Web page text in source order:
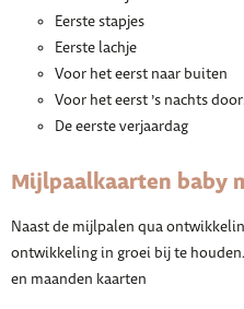
Eerste stapjes
Eerste lachje
Voor het eerst naar buiten
Voor het eerst ’s nachts
De eerste verjaardag
Mijlpaalkaarten baby
Naast de mijlpalen qua
ontwikkeling in groei bij te
en maanden kaarten